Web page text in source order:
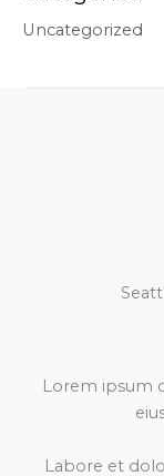
Uncategorized
Lorem ipsum
Labore et